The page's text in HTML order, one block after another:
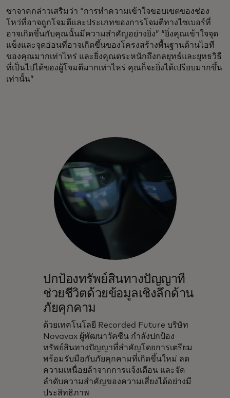
ซาจาคกล่าวเสริมว่า “การทำความเข้าใจขอบเขตของช่อง
โหว่ที่อาจถูกโจมตีและประเภทของการโจมตีทางไซเบอร์ที่
อาจเกิดขึ้นกับคุณนั้นมีความสำคัญอย่างยิ่ง” “ยิ่งคุณเข้าใจจุด
แข็งและจุดอ่อนที่อาจเกิดขึ้นของโครงสร้างพื้นฐานด้านไอที
ของคุณมากเท่าไหร่ และยิ่งคุณตระหนักถึงกลยุทธ์และยุทธวิธี
ที่เป็นไปได้ของผู้โจมตีมากเท่าไหร่ คุณก็จะยิ่งได้เปรียบมากขึ้น
เท่านั้น”
ปกป้องทรัพย์สินทางปัญญาที่
ช่วยชีวิตด้วยข้อมูลเชิงลึกด้าน
ภัยคุกคาม
ด้วยเทคโนโลยี Recorded Future บริษัท
Novavax ผู้พัฒนาวัคซีน กำลังปกป้อง
ทรัพย์สินทางปัญญาที่สำคัญโดยการเตรียม
พร้อมรับมือกับภัยคุกคามที่เกิดขึ้นใหม่ ลด
ความเหนื่อยล้าจากการแจ้งเตือน และจัด
ลำดับความสำคัญของความเสี่ยงได้อย่างมี
ประสิทธิภาพ